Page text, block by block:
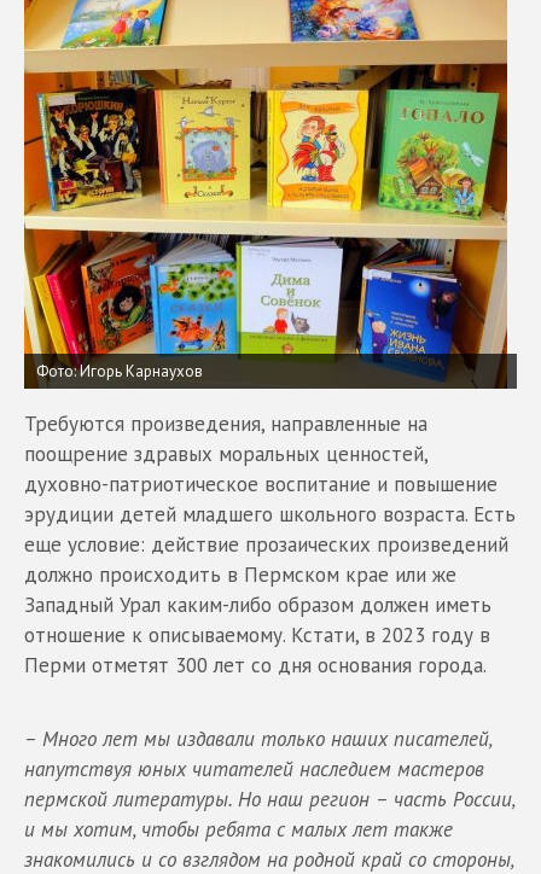
Фото: Игорь Карнаухов
Требуются произведения, направленные на
поощрение здравых моральных ценностей,
духовно-патриотическое воспитание и повышение
эрудиции детей младшего школьного возраста. Есть
еще условие: действие прозаических произведений
должно происходить в Пермском крае или же
Западный Урал каким-либо образом должен иметь
отношение к описываемому. Кстати, в 2023 году в
Перми отметят 300 лет со дня основания города.
– Много лет мы издавали только наших писателей,
напутствуя юных читателей наследием мастеров
пермской литературы. Но наш регион – часть России,
и мы хотим, чтобы ребята с малых лет также
знакомились и со взглядом на родной край со стороны,